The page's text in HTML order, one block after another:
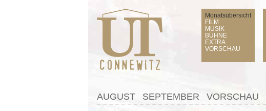
Monatsübersicht
FILM
MUSIK
BÜHNE
EXTRA
VORSCHAU
AUGUST SEPTEMBER VORSCHAU